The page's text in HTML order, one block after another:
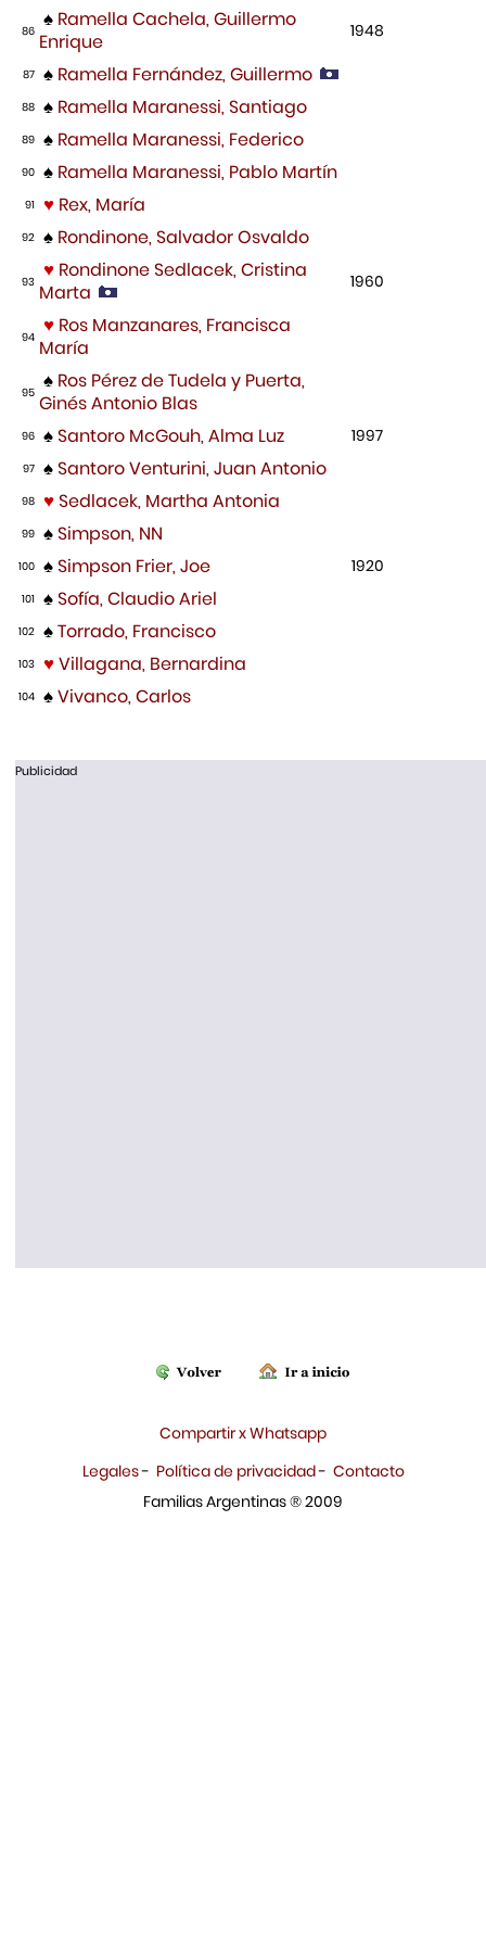
86 ♠ Ramella Cachela, Guillermo
Enrique
1948
87 ♠ Ramella Fernández, Guillermo
88 ♠ Ramella Maranessi, Santiago
89 ♠ Ramella Maranessi, Federico
90 ♠ Ramella Maranessi, Pablo Martín
91 ♥ Rex, María
92 ♠ Rondinone, Salvador Osvaldo
93 ♥ Rondinone Sedlacek, Cristina
Marta
1960
94 ♥ Ros Manzanares, Francisca
María
95 ♠ Ros Pérez de Tudela y Puerta,
Ginés Antonio Blas
96 ♠Santoro McGouh, Alma Luz 1997
97 ♠Santoro Venturini, Juan Antonio
98 ♥Sedlacek, Martha Antonia
99 ♠Simpson, NN
100 ♠Simpson Frier, Joe 1920
101 ♠Sofía, Claudio Ariel
102 ♠Torrado, Francisco
103 ♥Villagana, Bernardina
104 ♠Vivanco, Carlos
Publicidad
Compartir x Whatsapp
Legales- Política de privacidad- Contacto
Familias Argentinas ® 2009